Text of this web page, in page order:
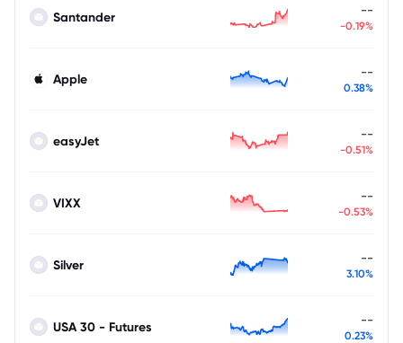
Santander --
-0.19%
Apple --
0.38%
easyJet --
-0.51%
VIXX --
-0.53%
Silver --
3.10%
USA 30 - Futures --
0.23%